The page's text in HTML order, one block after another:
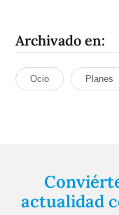
Archivado en:
Ocio Planes
actualidad